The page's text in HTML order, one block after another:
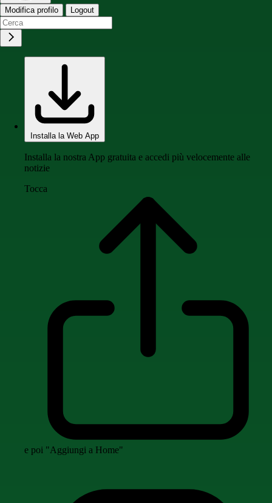
Modifica profilo Logout
Installa la Web App
Installa la nostra App gratuita e accedi più velocemente alle
notizie
Tocca
e poi "Aggiungi a Home"